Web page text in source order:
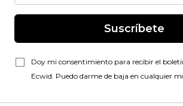
Suscríbete
Doy mi consentimiento para recibir el
Ecwid. Puedo darme de baja en cualquier